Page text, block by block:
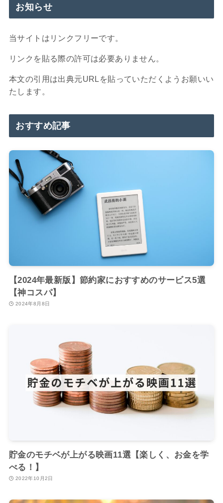
お知らせ
当サイトはリンクフリーです。
リンクを貼る際の許可は必要ありません。
本文の引用は出典元URLを貼っていただくようお願いい
たします。
おすすめ記事
【2024年最新版】節約家におすすめのサービス5選
【神コスパ】
2024年8月8日
貯金のモチベが上がる映画11選【楽しく、お金を学
べる！】
2022年10月2日